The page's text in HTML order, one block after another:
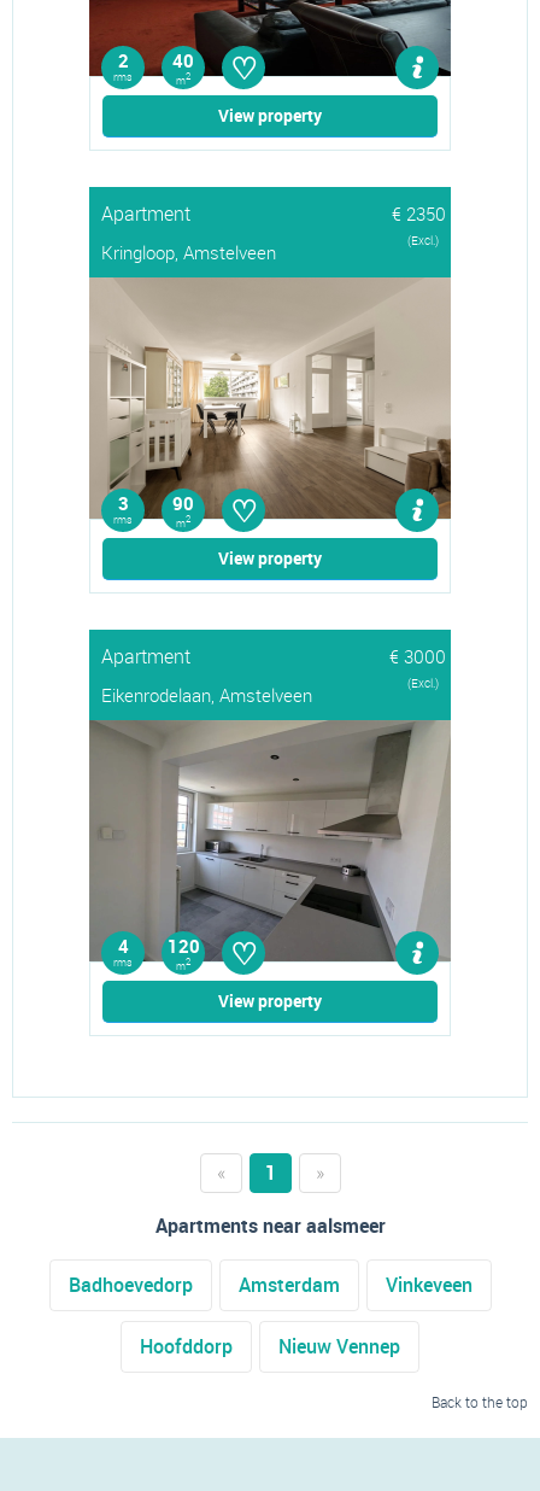
2
rms
40
m2 ♡
View property
Apartment
€ 2350
Kringloop, Amstelveen
(Excl.)
3
rms
90
m2 ♡
View property
Apartment
€ 3000
Eikenrodelaan, Amstelveen
(Excl.)
4
rms
120
m2 ♡
View property
« 1
»
Apartments near aalsmeer
Badhoevedorp Amsterdam Vinkeveen
Hoofddorp Nieuw Vennep
Back to the top